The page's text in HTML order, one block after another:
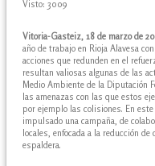
Visto: 3009
Vitoria-Gasteiz, 18 de marzo de
año de trabajo en Rioja Alavesa
acciones que redunden en el
resultan valiosas algunas de las
Medio Ambiente de la Diputación
las amenazas con las que estos
por ejemplo las colisiones. En
impulsado una campaña, de
locales, enfocada a la reducción
espaldera.